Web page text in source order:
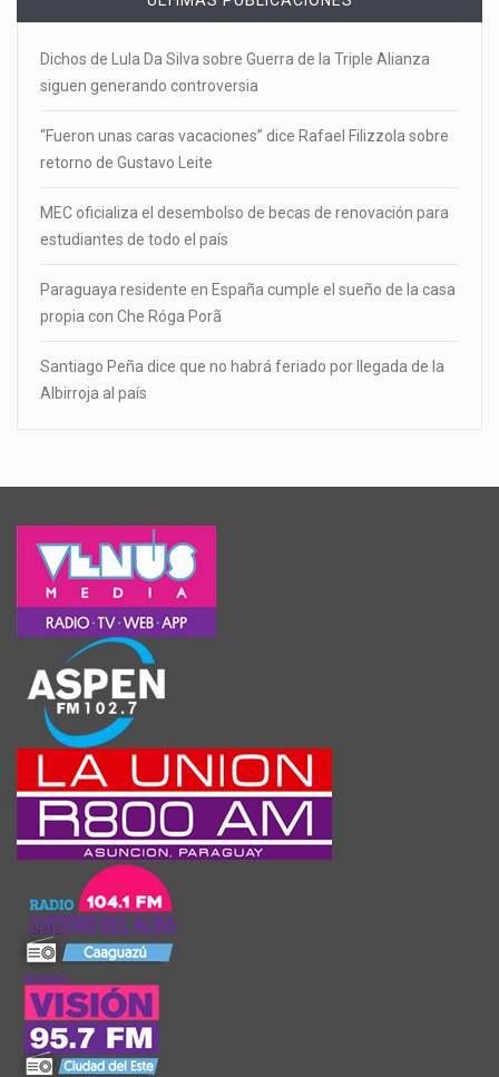
Dichos de Lula Da Silva sobre Guerra de la Triple Alianza
siguen generando controversia
“Fueron unas caras vacaciones” dice Rafael Filizzola sobre
retorno de Gustavo Leite
MEC oficializa el desembolso de becas de renovación para
estudiantes de todo el país
Paraguaya residente en España cumple el sueño de la casa
propia con Che Róga Porã
Santiago Peña dice que no habrá feriado por llegada de la
Albirroja al país